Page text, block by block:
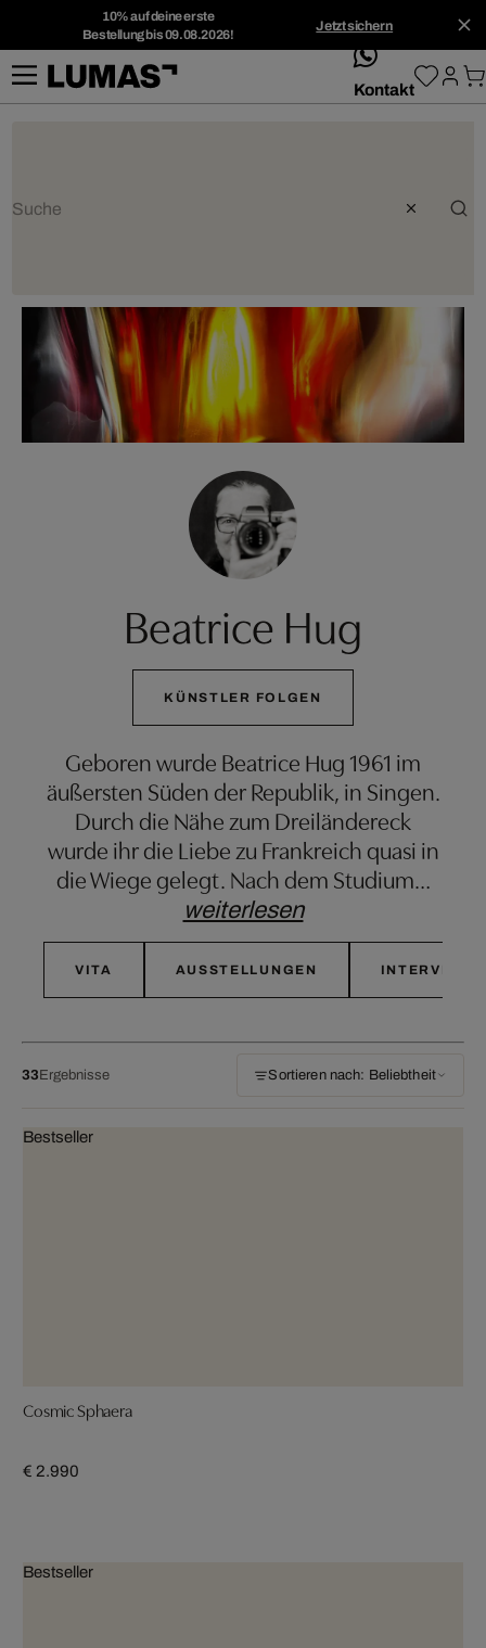
10% auf deine erste
Bestellung bis 09.08.2026!
Jetzt sichern
whatsApp
Kontakt
Beatrice Hug
KÜNSTLER FOLGEN
Geboren wurde Beatrice Hug 1961 im
äußersten Süden der Republik, in Singen.
Durch die Nähe zum Dreiländereck
wurde ihr die Liebe zu Frankreich quasi in
die Wiege gelegt. Nach dem Studium…
weiterlesen
VITA AUSSTELLUNGEN INTERVIEW
33Ergebnisse Sortieren nach: Beliebtheit
Bestseller
Cosmic Sphaera
€ 2.990
Bestseller